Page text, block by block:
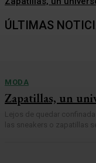
ÚLTIMAS
MODA
Zapatillas, un
Lejos de quedar
las sneakers o zapatillas